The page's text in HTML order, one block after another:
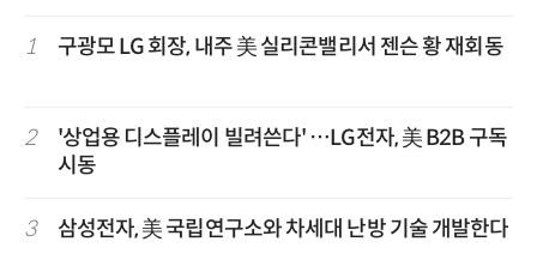
1 구광모 LG 회장, 내주 美 실리콘밸리서 젠슨 황 재회동
2
'상업용 디스플레이 빌려쓴다' …LG전자, 美 B2B 구독
시동
3 삼성전자, 美 국립연구소와 차세대 난방 기술 개발한다